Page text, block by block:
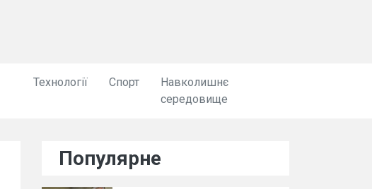
Технології Спорт
Навколишнє
середовище
Популярне